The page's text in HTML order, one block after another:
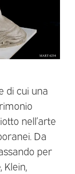
di cui una
nell’arte
Da
per